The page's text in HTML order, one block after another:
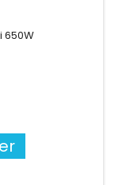
650W